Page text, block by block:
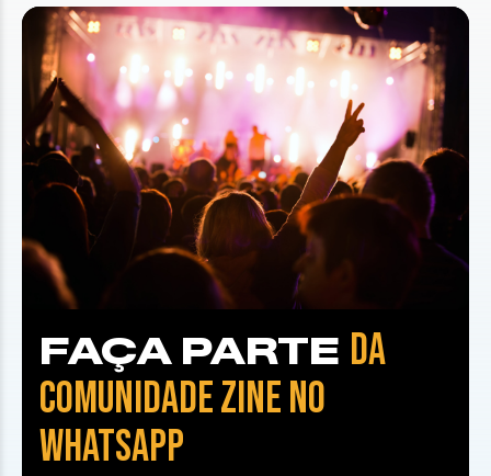
FAÇA PARTE DA
COMUNIDADE ZINE NO
WHATSAPP